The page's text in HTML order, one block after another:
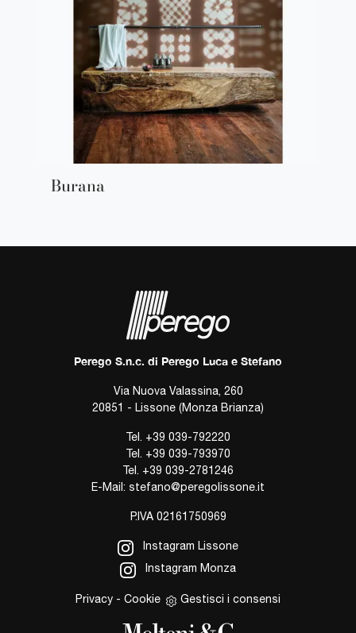
Burana
Perego S.n.c. di Perego Luca e Stefano
Via Nuova Valassina, 260
20851 - Lissone (Monza Brianza)
Tel. +39 039-792220
Tel. +39 039-793970
Tel. +39 039-2781246
E-Mail: stefano@peregolissone.it
P.IVA 02161750969
Instagram Lissone
Instagram Monza
Privacy - Cookie Gestisci i consensi